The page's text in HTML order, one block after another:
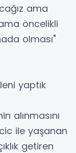
ama
öncelikli
olması"
yaptık
alınmasını
ile yaşanan
getiren